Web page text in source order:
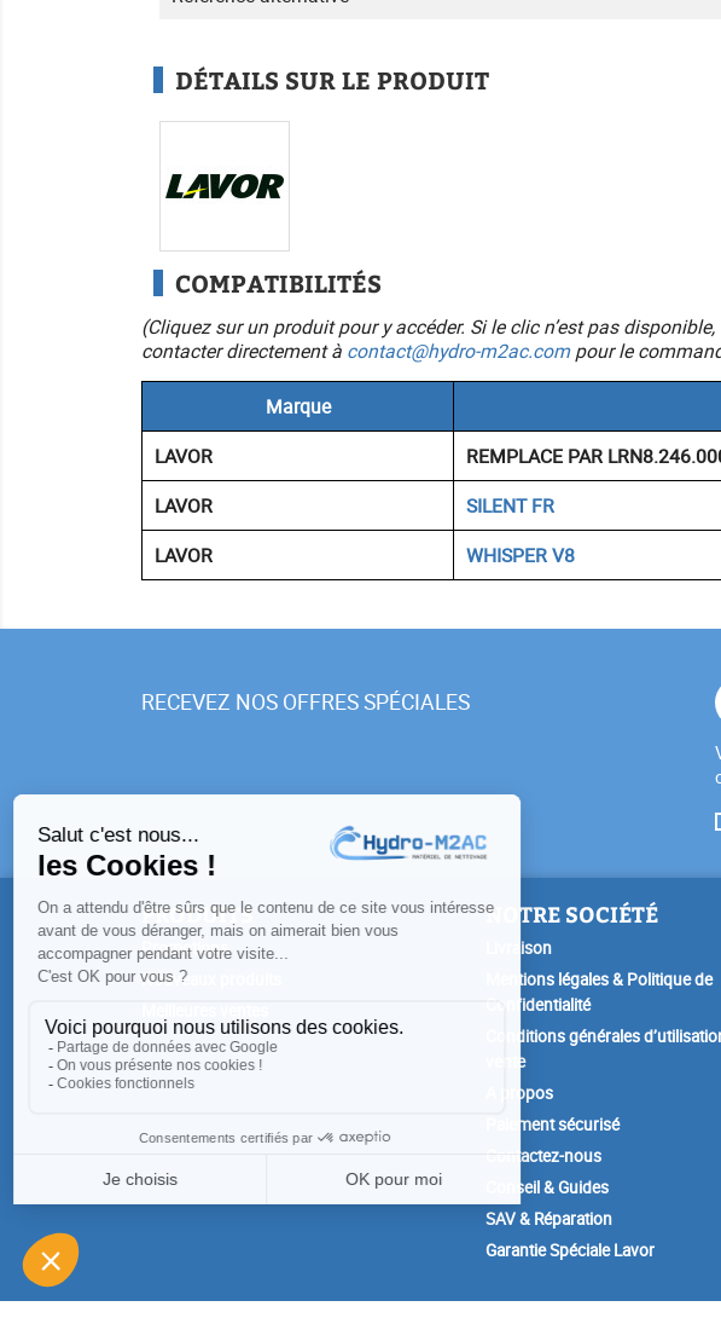
DÉTAILS SUR LE PRODUIT
COMPATIBILITÉS
(Cliquez sur un produit pour y accéder. Si le clic n’est pas
contacter directement à contact@hydro-m2ac.compour le
Marque
LAVOR
REMPLACE PAR
LAVOR
SILENT FR
LAVOR
WHISPER V8
RECEVEZ NOS OFFRES SPÉCIALES
PRODUITS
Promotions
Nouveaux produits
NOTRE SOCIÉTÉ
Livraison
Mentions légales & Politique de
Confidentialité
Conditions générales
vente
A propos
Paiement sécurisé
Contactez-nous
Conseil & Guides
SAV & Réparation
Garantie Spéciale Lavor